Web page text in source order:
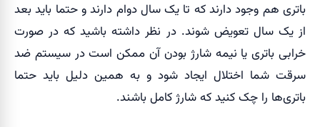
باتری هم وجود دارند که تا یک سال دوام دارند و حتما باید بعد
از یک سال تعویض شوند. در نظر داشته باشید که در صورت
خرابی باتری یا نیمه شارژ بودن آن ممکن است در سیستم ضد
سرقت شما اختلال ایجاد شود و به همین دلیل باید حتما
باتری‌ها را چک کنید که شارژ کامل باشند.